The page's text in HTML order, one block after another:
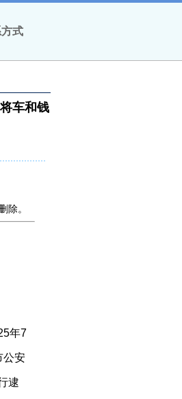
式
车和钱
除。
年7
公安
逮